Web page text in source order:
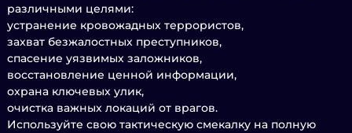
различными целями:
устранение кровожадных террористов,
захват безжалостных преступников,
спасение уязвимых заложников,
восстановление ценной информации,
охрана ключевых улик,
очистка важных локаций от врагов.
Используйте свою тактическую смекалку на полную